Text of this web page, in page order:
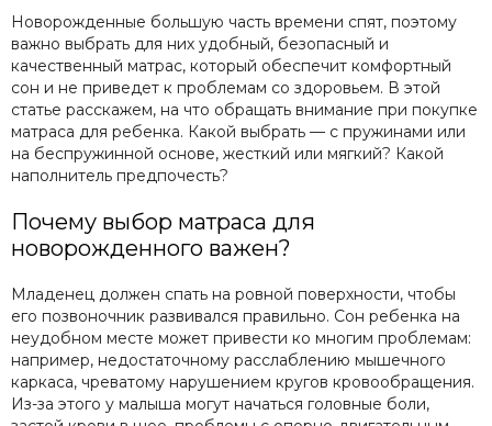
Новорожденные большую часть времени спят, поэтому
важно выбрать для них удобный, безопасный и
качественный матрас, который обеспечит комфортный
сон и не приведет к проблемам со здоровьем. В этой
статье расскажем, на что обращать внимание при покупке
матраса для ребенка. Какой выбрать — с пружинами или
на беспружинной основе, жесткий или мягкий? Какой
наполнитель предпочесть?
Почему выбор матраса для
новорожденного важен?
Младенец должен спать на ровной поверхности, чтобы
его позвоночник развивался правильно. Сон ребенка на
неудобном месте может привести ко многим проблемам:
например, недостаточному расслаблению мышечного
каркаса, чреватому нарушением кругов кровообращения.
Из-за этого у малыша могут начаться головные боли,